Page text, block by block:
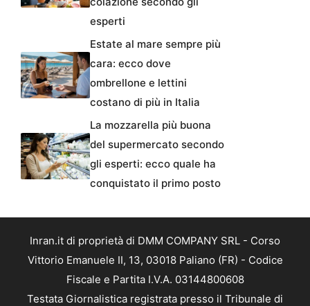
esperti
Estate al mare sempre più
cara: ecco dove
ombrellone e lettini
costano di più in Italia
La mozzarella più buona
del supermercato secondo
gli esperti: ecco quale ha
conquistato il primo posto
Inran.it di proprietà di DMM COMPANY SRL - Corso
Vittorio Emanuele II, 13, 03018 Paliano (FR) - Codice
Fiscale e Partita I.V.A. 03144800608
Testata Giornalistica registrata presso il Tribunale di